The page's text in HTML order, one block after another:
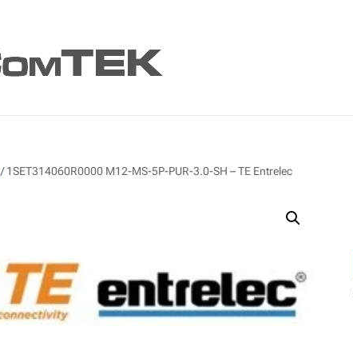
/ 1SET314060R0000 M12-MS-5P-PUR-3.0-SH – TE Entrelec